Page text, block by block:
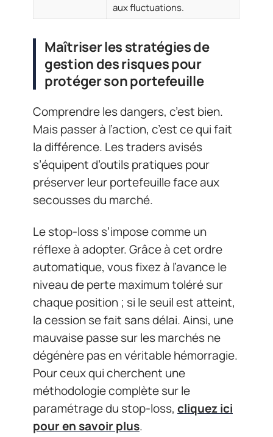
aux fluctuations.
Maîtriser les stratégies de
gestion des risques pour
protéger son portefeuille
Comprendre les dangers, c’est bien.
Mais passer à l’action, c’est ce qui fait
la différence. Les traders avisés
s’équipent d’outils pratiques pour
préserver leur portefeuille face aux
secousses du marché.
Le stop-loss s’impose comme un
réflexe à adopter. Grâce à cet ordre
automatique, vous fixez à l’avance le
niveau de perte maximum toléré sur
chaque position ; si le seuil est atteint,
la cession se fait sans délai. Ainsi, une
mauvaise passe sur les marchés ne
dégénère pas en véritable hémorragie.
Pour ceux qui cherchent une
méthodologie complète sur le
paramétrage du stop-loss, cliquez ici
pour en savoir plus.